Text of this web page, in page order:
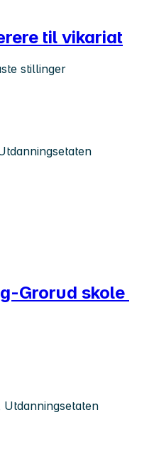
til vikariat
stillinger
Grorud skole